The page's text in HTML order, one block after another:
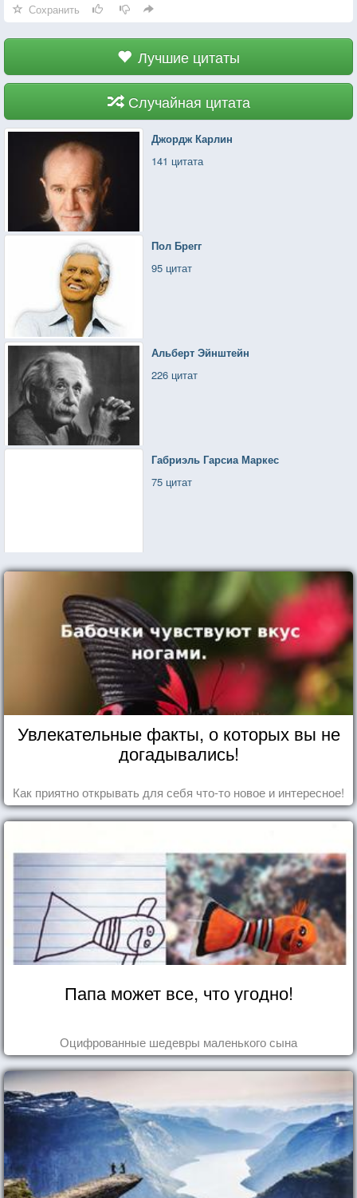
Сохранить
Лучшие цитаты
Случайная цитата
Джордж Карлин
141 цитата
Пол Брегг
95 цитат
Альберт Эйнштейн
226 цитат
Габриэль Гарсиа Маркес
75 цитат
Увлекательные факты, о которых вы не
догадывались!
Как приятно открывать для себя что-то новое и интересное!
Папа может все, что угодно!
Оцифрованные шедевры маленького сына